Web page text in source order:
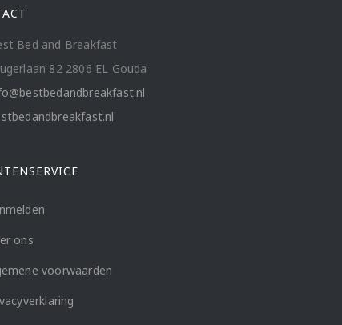
Bed and Breakfast
82 2806 EL Gouda
ons
voorwaarden